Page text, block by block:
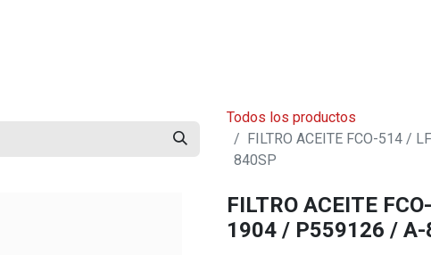
Todos los productos
FILTRO ACEITE FCO-514 /
840SP
FILTRO ACEITE
1904 / P559126 / A-